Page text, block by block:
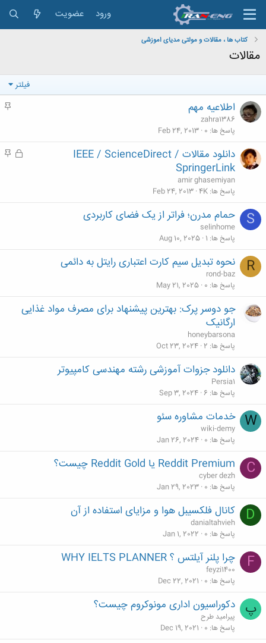
ورود عضویت
کتاب ها ، مقالات و مولتی مدیای اموزشی
مقالات
فیلتر
م
اطلاعيه مهم
zahra1386
پاسخ ها 0
Feb 24, 2013
ق
م
دانلود مقالات IEEE / ScienceDirect /
SpringerLink
amir ghasemiyan
پاسخ ها 4K
Feb 24, 2013
S حمام مدرن؛ فراتر از یک فضای کاربردی
selinhome
پاسخ ها 1
Aug 10, 2025
R نحوه تبدیل سیم کارت اعتباری رایتل به دائمی
rond-baz
پاسخ ها 0
May 21, 2025
جو دوسر پرک: بهترین پیشنهاد برای مصرف مواد غذایی
ارگانیک
honeybarsona
پاسخ ها 2
Oct 23, 2024
دانلود جزوات آموزشی رشته مهندسی کامپیوتر
Persia1
پاسخ ها 6
Sep 3, 2024
W خدمات مشاوره سئو
wiki-demy
پاسخ ها 0
Jan 26, 2024
C Reddit Premium یا Reddit Gold چیست؟
cyber dezh
پاسخ ها 0
Jan 29, 2023
D کانال فلکسیبل هوا و مزایای استفاده از آن
danialtahvieh
پاسخ ها 0
Jan 1, 2022
F چرا پلنر آیلتس ؟ WHY IELTS PLANNER
feyzi1400
پاسخ ها 0
Dec 22, 2021
پ دکوراسیون اداری مونوکروم چیست؟
پیرامید طرح
پاسخ ها 0
Dec 19, 2021